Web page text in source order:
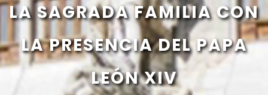
LA SAGRADA FAMILIA CON
LA PRESENCIA DEL PAPA
LEÓN XIV